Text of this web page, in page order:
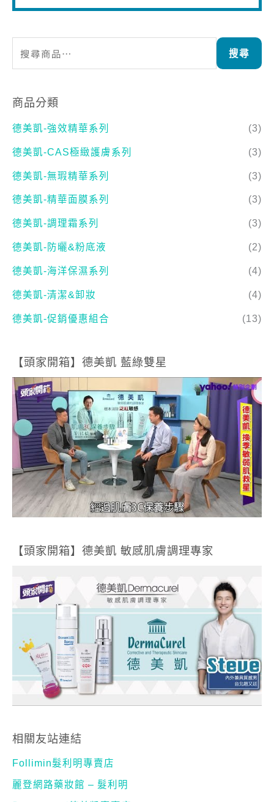
搜尋
商品分類
德美凱-CAS極緻護膚系列
德美凱-無瑕精華系列 (3)
德美凱-精華面膜系列 (3)
德美凱-調理霜系列 (3)
德美凱-防曬&粉底液 (2)
德美凱-海洋保濕系列 (4)
德美凱-清潔&卸妝 (4)
德美凱-促銷優惠組合 (13)
【頭家開箱】德美凱 藍綠雙星
【頭家開箱】德美凱 敏感肌膚調理專家
相關友站連結
麗登網路藥妝館 – 髮利明
Dermacurel德美凱專賣店
麗登網路藥妝館 – 德美凱